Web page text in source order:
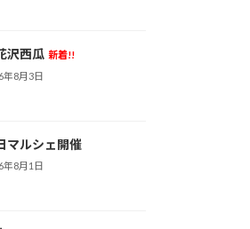
沢西瓜 新着!!
年8月3日
マルシェ開催
年8月1日